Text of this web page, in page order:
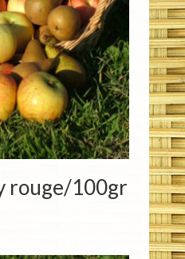
rouge/100gr